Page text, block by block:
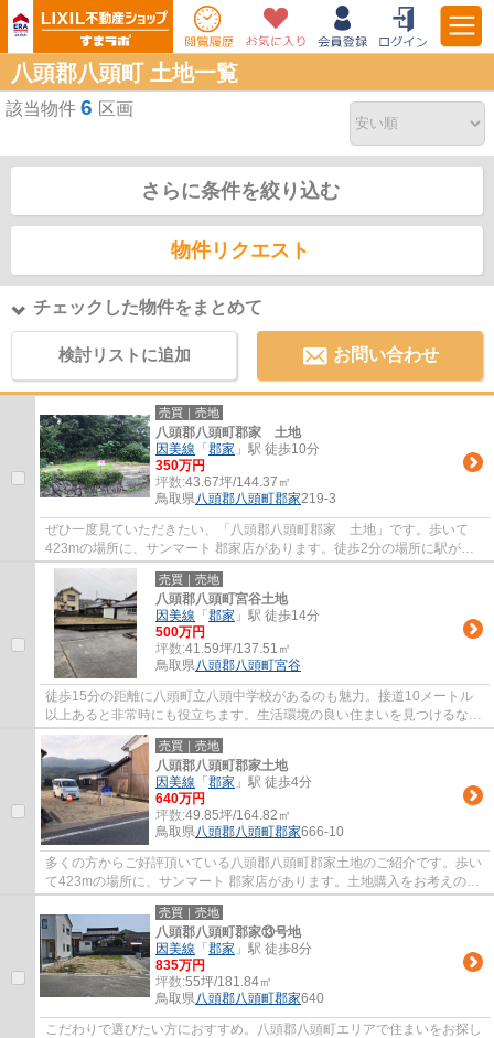
八頭郡八頭町 土地一覧
該当物件 6 区画
さらに条件を絞り込む
物件リクエスト
チェックした物件をまとめて
検討リストに追加 お問い合わせ
売買｜売地
八頭郡八頭町郡家 土地
因美線 「郡家 」駅 徒歩10分
350万円
坪数:43.67坪/144.37㎡
鳥取県 八頭郡八頭町郡家219-3
ぜひ一度見ていただきたい、「八頭郡八頭町郡家 土地」です。歩いて
423mの場所に、サンマート 郡家店があります。徒歩2分の場所に駅があ
ります。不動産情報をお探しなら、ぜひ当社に...
売買｜売地
八頭郡八頭町宮谷土地
因美線 「郡家 」駅 徒歩14分
500万円
坪数:41.59坪/137.51㎡
鳥取県 八頭郡八頭町宮谷
徒歩15分の距離に八頭町立八頭中学校があるのも魅力。接道10メートル
以上あると非常時にも役立ちます。生活環境の良い住まいを見つけるな
ら、地域密着の杉内 すまラボへご連絡くださ...
売買｜売地
八頭郡八頭町郡家土地
因美線 「郡家 」駅 徒歩4分
640万円
坪数:49.85坪/164.82㎡
鳥取県 八頭郡八頭町郡家666-10
多くの方からご好評頂いている八頭郡八頭町郡家土地のご紹介です。歩い
て423mの場所に、サンマート 郡家店があります。土地購入をお考えの方
に好条件の売地が多数あります。平坦地なの...
売買｜売地
八頭郡八頭町郡家⑬号地
因美線 「郡家 」駅 徒歩8分
835万円
坪数:55坪/181.84㎡
鳥取県 八頭郡八頭町郡家640
こだわりで選びたい方におすすめ。八頭郡八頭町エリアで住まいをお探し